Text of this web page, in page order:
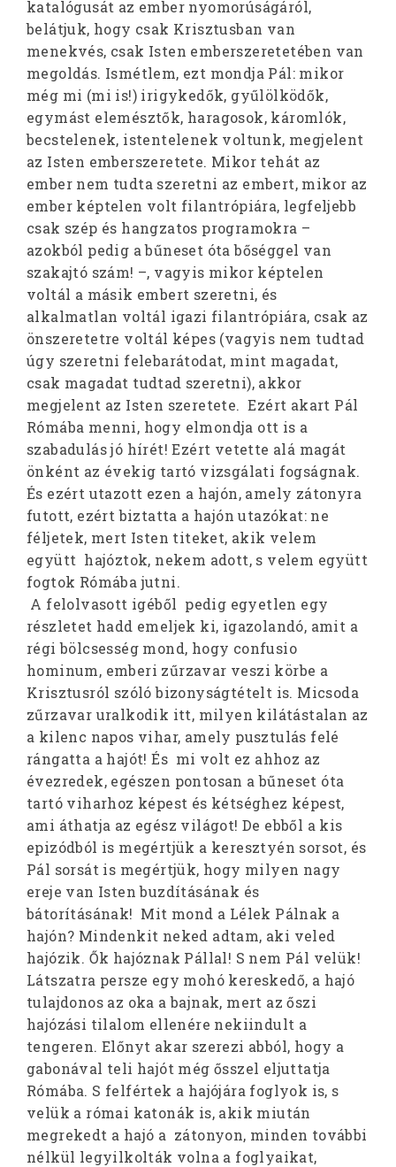
katalógusát az ember nyomorúságáról,
belátjuk, hogy csak Krisztusban van
menekvés, csak Isten emberszeretetében van
megoldás. Ismétlem, ezt mondja Pál: mikor
még mi (mi is!) irigykedők, gyűlölködők,
egymást elemésztők, haragosok, káromlók,
becstelenek, istentelenek voltunk, megjelent
az Isten emberszeretete. Mikor tehát az
ember nem tudta szeretni az embert, mikor az
ember képtelen volt filantrópiára, legfeljebb
csak szép és hangzatos programokra –
azokból pedig a bűneset óta bőséggel van
szakajtó szám! –, vagyis mikor képtelen
voltál a másik embert szeretni, és
alkalmatlan voltál igazi filantrópiára, csak az
önszeretetre voltál képes (vagyis nem tudtad
úgy szeretni felebarátodat, mint magadat,
csak magadat tudtad szeretni), akkor
megjelent az Isten szeretete. Ezért akart Pál
Rómába menni, hogy elmondja ott is a
szabadulás jó hírét! Ezért vetette alá magát
önként az évekig tartó vizsgálati fogságnak.
És ezért utazott ezen a hajón, amely zátonyra
futott, ezért biztatta a hajón utazókat: ne
féljetek, mert Isten titeket, akik velem
együtt hajóztok, nekem adott, s velem együtt
fogtok Rómába jutni.
A felolvasott igéből pedig egyetlen egy
részletet hadd emeljek ki, igazolandó, amit a
régi bölcsesség mond, hogy confusio
hominum, emberi zűrzavar veszi körbe a
Krisztusról szóló bizonyságtételt is. Micsoda
zűrzavar uralkodik itt, milyen kilátástalan az
a kilenc napos vihar, amely pusztulás felé
rángatta a hajót! És mi volt ez ahhoz az
évezredek, egészen pontosan a bűneset óta
tartó viharhoz képest és kétséghez képest,
ami áthatja az egész világot! De ebből a kis
epizódból is megértjük a keresztyén sorsot, és
Pál sorsát is megértjük, hogy milyen nagy
ereje van Isten buzdításának és
bátorításának! Mit mond a Lélek Pálnak a
hajón? Mindenkit neked adtam, aki veled
hajózik. Ők hajóznak Pállal! S nem Pál velük!
Látszatra persze egy mohó kereskedő, a hajó
tulajdonos az oka a bajnak, mert az őszi
hajózási tilalom ellenére nekiindult a
tengeren. Előnyt akar szerezi abból, hogy a
gabonával teli hajót még ősszel eljuttatja
Rómába. S felfértek a hajójára foglyok is, s
velük a római katonák is, akik miután
megrekedt a hajó a zátonyon, minden további
nélkül legyilkolták volna a foglyaikat,